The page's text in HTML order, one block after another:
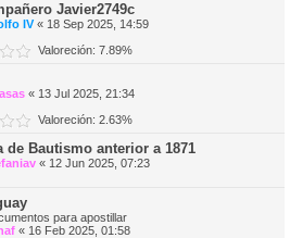
Javier2749c
IV« 18 Sep 2025, 14:59
Valoreción: 7.89%
« 13 Jul 2025, 21:34
Valoreción: 2.63%
de Bautismo anterior a 1871
« 12 Jun 2025, 07:23
para apostillar
« 16 Feb 2025, 01:58